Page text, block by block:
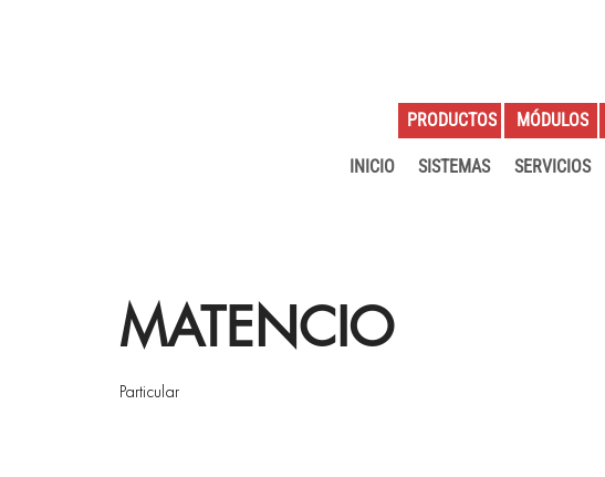
INICIO SISTEMAS SERVICIOS
PRODUCTOS MÓDULOS
MATENCIO
Particular